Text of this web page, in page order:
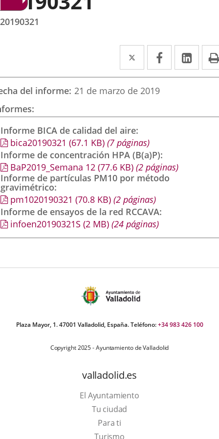
20190321
Twitter
Enlace
a
una
externa.
Facebook
Enlace
a
externa.
a
del informe 21 de marzo de 2019
Informe BICA de calidad del aire
bica20190321 (67.1 KB) (7 páginas)
Informe de concentración HPA (B(a)P)
BaP2019_Semana 12 (77.6 KB) (2 páginas)
Informe de partículas PM10 por método
gravimétrico
pm1020190321 (70.8 KB) (2 páginas)
Informe de ensayos de la red RCCAVA
infoen20190321S (2 MB) (24 páginas)
Plaza Mayor, 1. 47001 Valladolid, España. Teléfono:+34 983 426 100
Copyright 2025 - Ayuntamiento de Valladolid
valladolid.es
El Ayuntamiento
Tu ciudad
Para ti
TurismoThis